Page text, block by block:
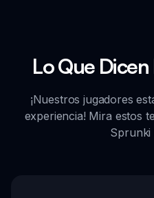
Lo Que
¡Nuestros jugadores
experiencia! Mira estos
Sprunki